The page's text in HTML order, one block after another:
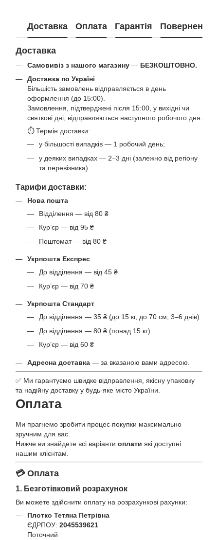
Доставка Оплата Гарантія Повернення
Доставка
Самовивіз з нашого магазину — БЕЗКОШТОВНО.
Доставка по Україні
Більшість замовлень відправляється в день
оформлення (до 15:00).
Замовлення, підтверджені після 15:00, у вихідні чи
святкові дні, відправляються наступного робочого дня.
⏱ Термін доставки:
у більшості випадків — 1 робочий день;
у деяких випадках — 2–3 дні (залежно від регіону
та перевізника).
Тарифи доставки:
Нова пошта
Відділення — від 80 ₴
Кур’єр — від 95 ₴
Поштомат — від 80 ₴
Укрпошта Експрес
До відділення — від 45 ₴
Кур’єр — від 70 ₴
Укрпошта Стандарт
До відділення — 35 ₴ (до 15 кг, до 70 см, 3–6 днів)
До відділення — 80 ₴ (понад 15 кг)
Кур’єр — від 60 ₴
Адресна доставка — за вказаною вами адресою.
✅ Ми гарантуємо швидке відправлення, якісну упаковку
та надійну доставку у будь-яке місто України.
Оплата
Ми прагнемо зробити процес покупки максимально
зручним для вас.
Нижче ви знайдете всі варіанти оплати які доступні
нашим клієнтам.
💳 Оплата
1. Безготівковий розрахунок
Ви можете здійснити оплату на розрахункові рахунки:
Плотко Тетяна Петрівна
ЄДРПОУ: 2045539621
Поточний